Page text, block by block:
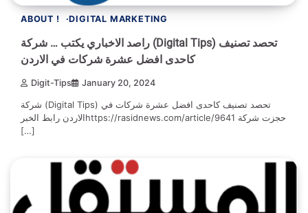
ABOUT ! DIGITAL MARKETING
راصد الاخباري يكتب … شركة (Digital Tips) تحصد تصنيف
كاحدى افضل عشرة شركات في الاردن
Digit-Tips January 20, 2024
شركة (Digital Tips) تحصد تصنيف كاحدى افضل عشرة شركات في
الاردن رابط الخبرhttps://rasidnews.com/article/9641 حجزت شركة
[…]